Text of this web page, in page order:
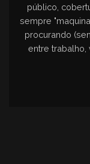
público,
sempre
procurando
entre trabalho,